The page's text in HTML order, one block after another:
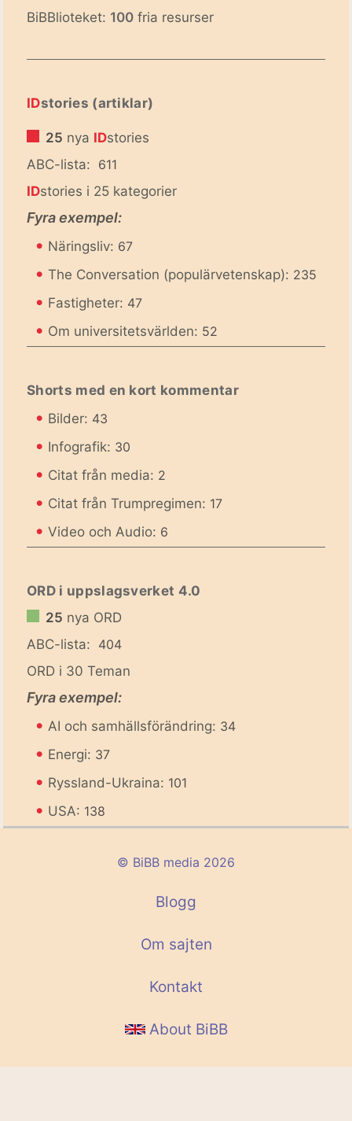
BiBBlioteket: 100 fria resurser
IDstories (artiklar)
25 nya IDstories
ABC-lista: 611
IDstories i 25 kategorier
Fyra exempel:
• Näringsliv: 67
• The Conversation (populärvetenskap): 235
• Fastigheter: 47
• Om universitetsvärlden: 52
Shorts med en kort kommentar
• Bilder: 43
• Infografik: 30
• Citat från media: 2
• Citat från Trumpregimen: 17
• Video och Audio: 6
ORD i uppslagsverket 4.0
25 nya ORD
ABC-lista: 404
ORD i 30 Teman
Fyra exempel:
• AI och samhällsförändring: 34
• Energi: 37
• Ryssland-Ukraina: 101
• USA: 138
© BiBB media 2026
Blogg
Om sajten
Kontakt
About BiBB